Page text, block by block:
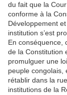
du fait que la
conforme à la
Développement
institution s’est
En conséquence,
de la Constitution
promulguer une
peuple congolais,
rétablir dans la
institutions de la